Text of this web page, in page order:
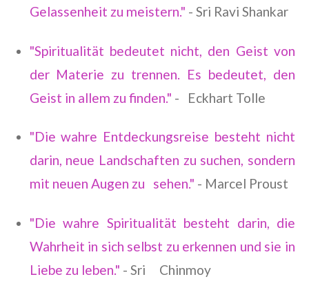
Gelassenheit zu meistern." - Sri Ravi Shankar
"Spiritualität bedeutet nicht, den Geist von
der Materie zu trennen. Es bedeutet, den
Geist in allem zu finden." - Eckhart Tolle
"Die wahre Entdeckungsreise besteht nicht
darin, neue Landschaften zu suchen, sondern
mit neuen Augen zu sehen." - Marcel Proust
"Die wahre Spiritualität besteht darin, die
Wahrheit in sich selbst zu erkennen und sie in
Liebe zu leben." - Sri Chinmoy